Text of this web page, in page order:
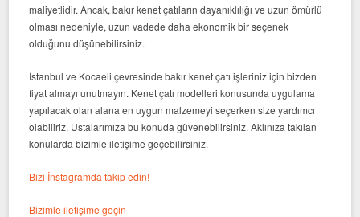
maliyetlidir. Ancak, bakır kenet çatıların dayanıklılığı ve uzun ömürlü
olması nedeniyle, uzun vadede daha ekonomik bir seçenek
olduğunu düşünebilirsiniz.
İstanbul ve Kocaeli çevresinde bakır kenet çatı işleriniz için bizden
fiyat almayı unutmayın. Kenet çatı modelleri konusunda uygulama
yapılacak olan alana en uygun malzemeyi seçerken size yardımcı
olabiliriz. Ustalarımıza bu konuda güvenebilirsiniz. Aklınıza takılan
konularda bizimle iletişime geçebilirsiniz.
Bizi İnstagramda takip edin!
Bizimle iletişime geçin